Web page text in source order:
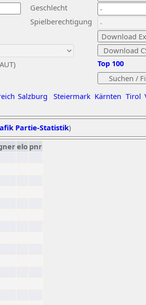
Geschlecht
Spielberechtigung
Salzburg Steiermark Kärnten Tirol
Top 100
Partie-Statistik)
elo pnr